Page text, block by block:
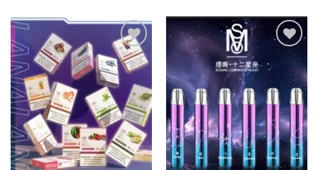
Add to
wishlist
Add to
wishlist